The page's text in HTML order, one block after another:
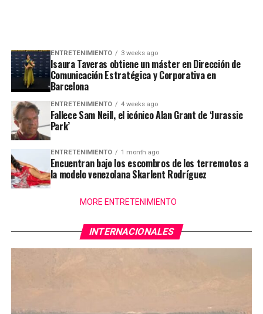
ENTRETENIMIENTO 3 weeks ago
Isaura Taveras obtiene un máster en Dirección de
Comunicación Estratégica y Corporativa en
Barcelona
ENTRETENIMIENTO 4 weeks ago
Fallece Sam Neill, el icónico Alan Grant de ‘Jurassic
Park’
ENTRETENIMIENTO 1 month ago
Encuentran bajo los escombros de los terremotos a
la modelo venezolana Skarlent Rodríguez
MORE ENTRETENIMIENTO
INTERNACIONALES